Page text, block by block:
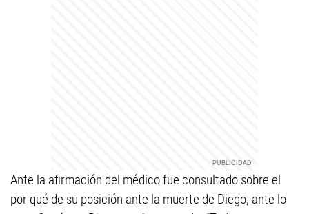
Ante la afirmación del médico fue consultado sobre el
por qué de su posición ante la muerte de Diego, ante lo